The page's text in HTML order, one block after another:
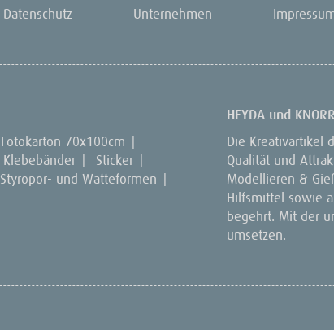
Datenschutz Unternehmen
Fotokarton 70x100cm
Klebebänder Sticker
Styropor- und Watteformen
HEYDA und
Die Kreativartikel
Qualität und
Modellieren &
Hilfsmittel sowie
begehrt. Mit der
umsetzen.